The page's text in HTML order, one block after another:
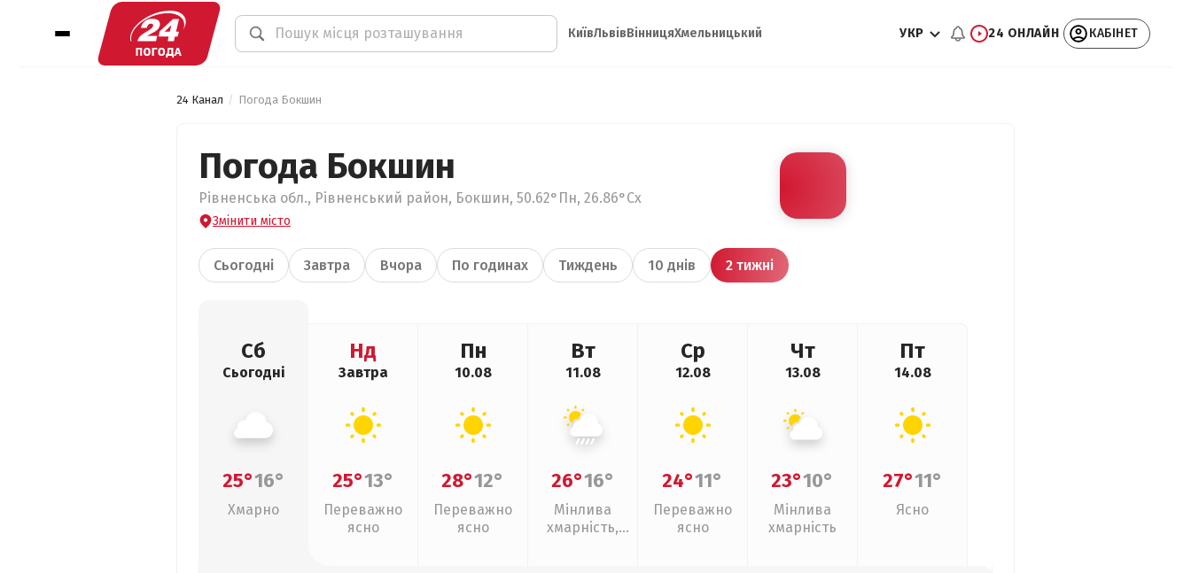
КиївЛьвівВінницяХмельницький УКР 24 ОНЛАЙН КАБІНЕТ
24 Канал Погода Бокшин
Погода Бокшин
Рівненська обл., Рівненський район, Бокшин, 50.62°Пн, 26.86°Сх
Змінити місто
Сьогодні Завтра Вчора По годинах Тиждень 10 днів 2 тижні
Сб
Сьогодні
25°16°
Хмарно
Нд
Завтра
25°13°
Переважно
ясно
Пн
10.08
28°12°
Переважно
ясно
Вт
11.08
26°16°
Мінлива
хмарність,
Ср
12.08
24°11°
Переважно
ясно
Чт
13.08
23°10°
Мінлива
хмарність
Пт
14.08
27°11°
Ясно